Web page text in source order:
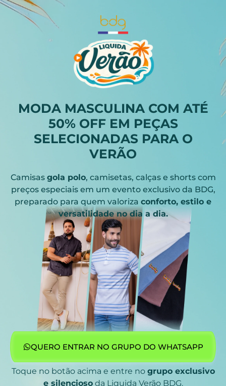
MODA MASCULINA COM ATÉ
50% OFF EM PEÇAS
SELECIONADAS PARA O
VERÃO
Camisas gola polo, camisetas, calças e shorts com
preços especiais em um evento exclusivo da BDG,
preparado para quem valoriza conforto, estilo e
versatilidade no dia a dia.
QUERO ENTRAR NO GRUPO DO WHATSAPP
Toque no botão acima e entre no grupo exclusivo
e silenciosoda Liquida Verão BDG.